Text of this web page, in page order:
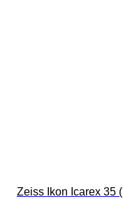
Zeiss Ikon Icarex 35 (